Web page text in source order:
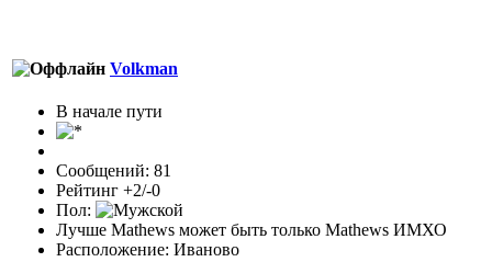
Volkman
В начале пути
Сообщений: 81
Рейтинг +2/-0
Пол:
Лучше Mathews может быть только Mathews ИМХО
Расположение: Иваново